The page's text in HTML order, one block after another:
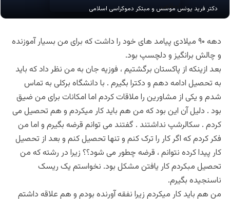
دکتر فرید یونس موسس و مبتکر دموکراسی اسلامی
دهه ۹۰ میلادی پیامد های خود را داشت که برای من بسیار آموزنده
و چالش برانگیز و دلچسپ بود.
بعد ازینکه از پاکستان برگشتیم ، فوزیه جان به من نظر داد که باید
به تحصیل ادامه دهم و دکترا بگیرم . با دانشگاه برکلی به تماس
شدم و یکی از مشاورین را ملاقات کردم اما امکانات برای من ضیق
بود . دلیل آن این بود که من هم باید کار میکردم و هم تحصیل می
کردم . سکالرشپ نداشتند . گفتند می توانم قرضه بگیرم و اما من
فکر کردم که اگر کار را ترک کنم و تنها تحصیل کنم و بعد از تحصیل
کار پیدا کرده نتوانم ، قرضه چطور می شود؟؟ زیرا در رشته که من
تحصیل مبکردم کار یافتن مشکل بود. نخواستم یک ریسک
ناسنجیده بگیرم.
من هم باید کار میکردم زیرا نفقه آورنده بودم و هم علاقه داشتم